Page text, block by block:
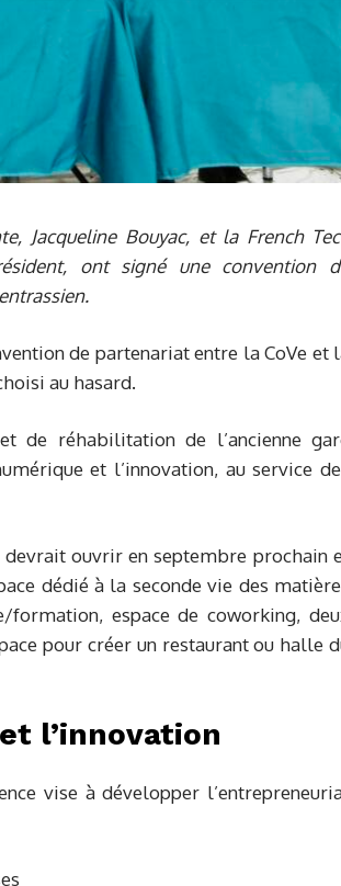
Jacqueline Bouyac, et la French
ont signé une convention
de partenariat entre la CoVe et
au hasard.
de réhabilitation de l’ancienne
et l’innovation, au service
devrait ouvrir en septembre prochain
dédié à la seconde vie des
formation, espace de coworking,
pour créer un restaurant ou halle
l’innovation
vise à développer